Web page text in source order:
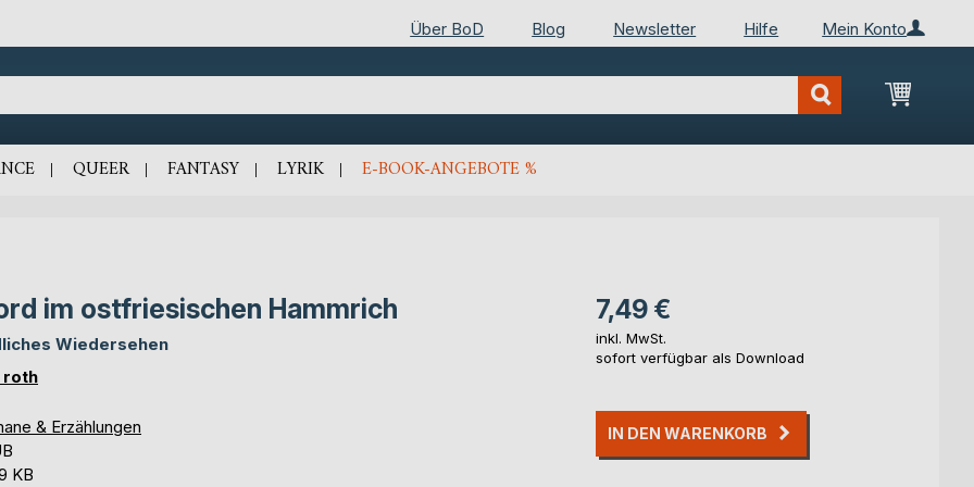
Mein Konto
Über BoD Blog Newsletter Hilfe
Mein
QUEER FANTASY LYRIK E-BOOK-ANGEBOTE %
im ostfriesischen Hammrich
Wiedersehen
roth
& Erzählungen
KB
7,49 €
inkl. MwSt.
sofort verfügbar als Download
IN DEN WARENKORB